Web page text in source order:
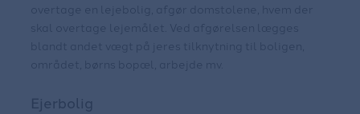
overtage en lejebolig, afgør domstolene, hvem der
skal overtage lejemålet. Ved afgørelsen lægges
blandt andet vægt på jeres tilknytning til boligen,
området, børns bopæl, arbejde mv.
Ejerbolig